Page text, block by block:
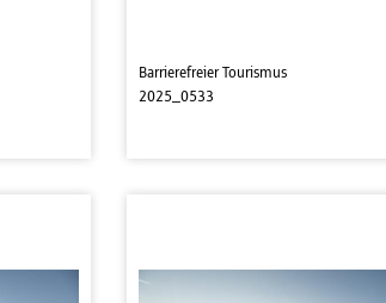
Barrierefreier Tourismus
2025_0533